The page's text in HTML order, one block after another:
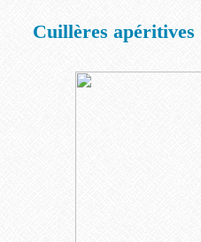
Cuillères apéritives